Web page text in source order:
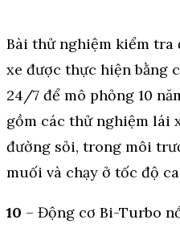
Bài thử nghiệm kiểm tra
xe được thực hiện bằng
24/7 để mô phỏng 10
gồm các thử nghiệm lái
đường sỏi, trong môi
muối và chạy ở tốc độ
10 – Động cơ Bi-Turbo